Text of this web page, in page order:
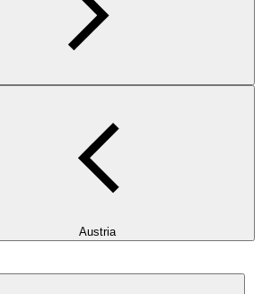
Austria